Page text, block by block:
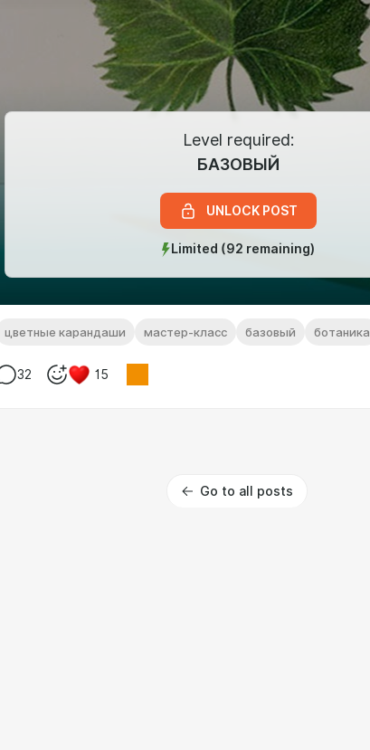
Level required:
БАЗОВЫЙ
UNLOCK POST
Limited (92 remaining)
цветные карандаши мастер-класс базовый ботаника
32 15
Go to all posts